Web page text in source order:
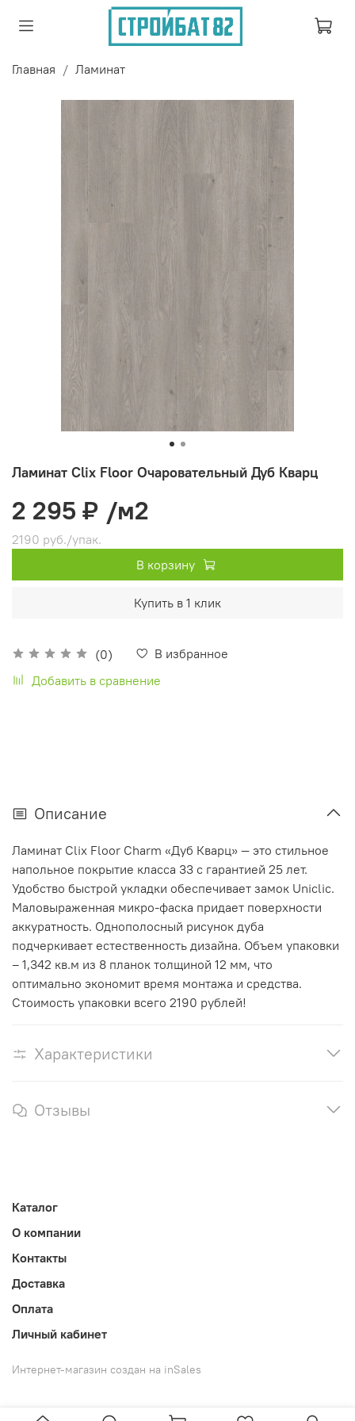
Главная Ламинат
Ламинат Clix Floor Очаровательный Дуб Кварц
(0)
В избранное
Добавить в сравнение
2 295 ₽ /м2
2190 руб./упак.
В корзину
Купить в 1 клик
Описание
Ламинат Clix Floor Charm «Дуб Кварц» — это стильное
напольное покрытие класса 33 с гарантией 25 лет.
Удобство быстрой укладки обеспечивает замок Uniclic.
Маловыраженная микро-фаска придает поверхности
аккуратность. Однополосный рисунок дуба
подчеркивает естественность дизайна. Объем упаковки
– 1,342 кв.м из 8 планок толщиной 12 мм, что
оптимально экономит время монтажа и средства.
Стоимость упаковки всего 2190 рублей!
Характеристики
Отзывы
Каталог
О компании
Контакты
Доставка
Оплата
Личный кабинет
Интернет-магазин создан на inSales